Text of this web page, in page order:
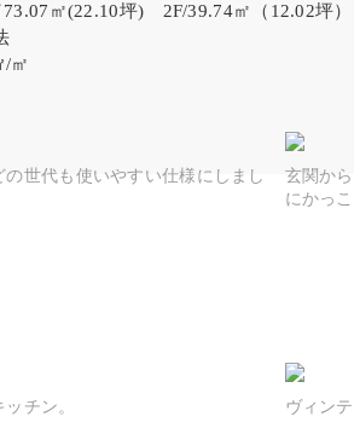
㎡(22.10坪) 2F/39.74㎡（12.02坪）
㎡
世代も使いやすい仕様にしまし
玄関か
にかっ
チン。 ヴィン